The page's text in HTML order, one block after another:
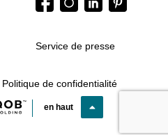
Service de presse
Politique de confidentialité
en haut